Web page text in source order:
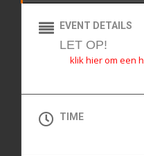
EVENT DETAILS
LET OP!
klik hier om een
TIME